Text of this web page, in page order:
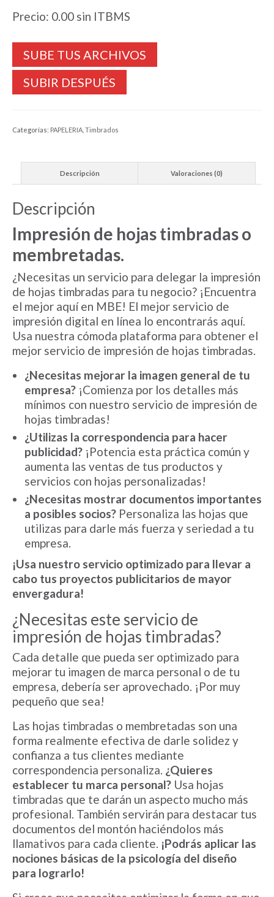
Precio: 0.00 sin ITBMS
SUBIR DESPUÉS
Categorías: PAPELERIA Timbrados
Descripción Valoraciones (0)
Descripción
Impresión de hojas timbradas o
membretadas.
¿Necesitas un servicio para delegar la impresión
de hojas timbradas para tu negocio? ¡Encuentra
el mejor aquí en MBE! El mejor servicio de
impresión digital en línea lo encontrarás aquí.
Usa nuestra cómoda plataforma para obtener el
mejor servicio de impresión de hojas timbradas.
¿Necesitas mejorar la imagen general de tu
empresa? ¡Comienza por los detalles más
mínimos con nuestro servicio de impresión de
hojas timbradas!
¿Utilizas la correspondencia para hacer
publicidad? ¡Potencia esta práctica común y
aumenta las ventas de tus productos y
servicios con hojas personalizadas!
¿Necesitas mostrar documentos importantes
a posibles socios? Personaliza las hojas que
utilizas para darle más fuerza y seriedad a tu
empresa.
¡Usa nuestro servicio optimizado para llevar a
cabo tus proyectos publicitarios de mayor
envergadura!
¿Necesitas este servicio de
impresión de hojas timbradas?
Cada detalle que pueda ser optimizado para
mejorar tu imagen de marca personal o de tu
empresa, debería ser aprovechado. ¡Por muy
pequeño que sea!
Las hojas timbradas o membretadas son una
forma realmente efectiva de darle solidez y
confianza a tus clientes mediante
correspondencia personaliza. ¿Quieres
establecer tu marca personal? Usa hojas
timbradas que te darán un aspecto mucho más
profesional. También servirán para destacar tus
documentos del montón haciéndolos más
llamativos para cada cliente. ¡Podrás aplicar las
nociones básicas de la psicología del diseño
para lograrlo!